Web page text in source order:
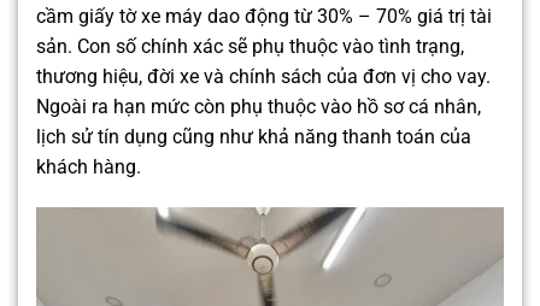
cầm giấy tờ xe máy dao động từ 30% – 70% giá trị tài
sản. Con số chính xác sẽ phụ thuộc vào tình trạng,
thương hiệu, đời xe và chính sách của đơn vị cho vay.
Ngoài ra hạn mức còn phụ thuộc vào hồ sơ cá nhân,
lịch sử tín dụng cũng như khả năng thanh toán của
khách hàng.